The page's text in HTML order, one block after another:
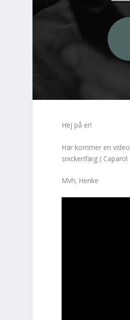
Hej på er!
Här kommer en
snickerifärg (
Mvh; Henke